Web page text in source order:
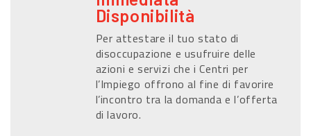
Disponibilità
Per attestare il tuo stato di
disoccupazione e usufruire delle
azioni e servizi che i Centri per
l’Impiego offrono al fine di favorire
l’incontro tra la domanda e l’offerta
di lavoro.